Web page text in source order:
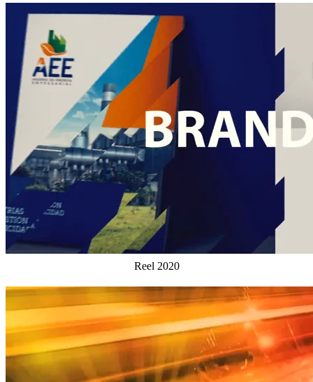
Reel 2020